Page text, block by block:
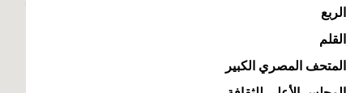
الربع
القلم
المتحف المصري الكبير